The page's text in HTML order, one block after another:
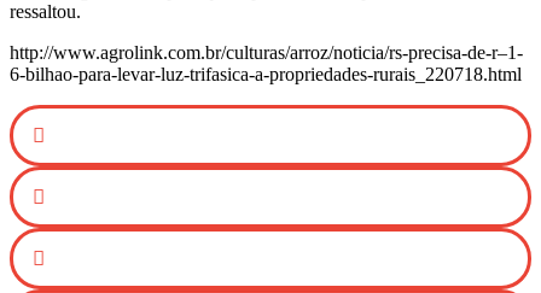
ressaltou.
http://www.agrolink.com.br/culturas/arroz/noticia/rs-precisa-de-r–1-
6-bilhao-para-levar-luz-trifasica-a-propriedades-rurais_220718.html